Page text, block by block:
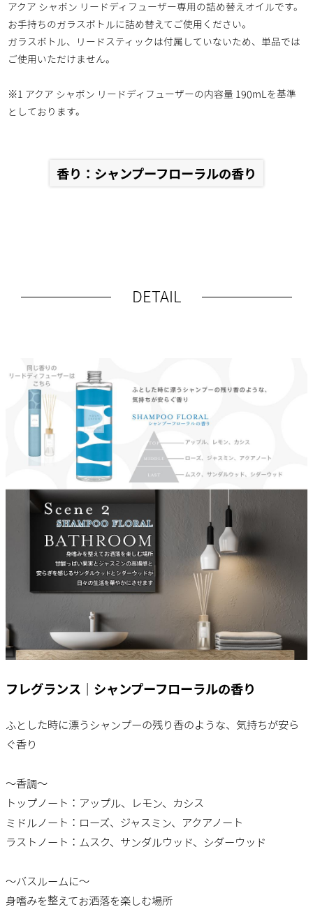
アクア シャボン リードディフューザー専用の詰め替えオイルです。
お手持ちのガラスボトルに詰め替えてご使用ください。
ガラスボトル、リードスティックは付属していないため、単品では
ご使用いただけません。
※1 アクア シャボン リードディフューザーの内容量 190mLを基準
としております。
香り：シャンプーフローラルの香り
DETAIL
フレグランス｜シャンプーフローラルの香り
ふとした時に漂うシャンプーの残り香のような、気持ちが安ら
ぐ香り
～香調～
トップノート：アップル、レモン、カシス
ミドルノート：ローズ、ジャスミン、アクアノート
ラストノート：ムスク、サンダルウッド、シダーウッド
～バスルームに～
身嗜みを整えてお洒落を楽しむ場所